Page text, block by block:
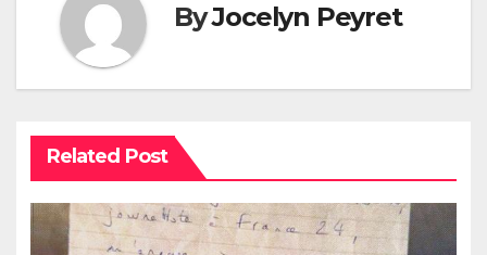
ByJocelyn Peyret
Related Post